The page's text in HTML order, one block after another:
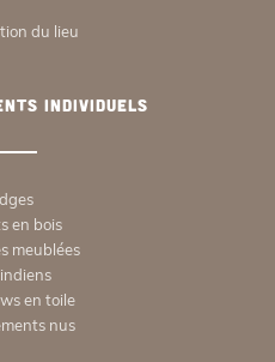
du lieu
individuels
en bois
meublées
en toile
nus